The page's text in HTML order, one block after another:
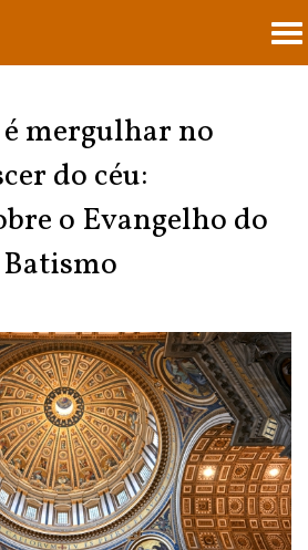
mergulhar no
do céu:
o Evangelho do